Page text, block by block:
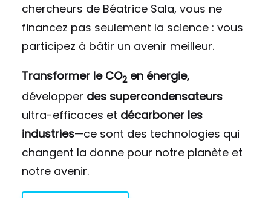
chercheurs de Béatrice Sala, vous ne
financez pas seulement la science : vous
participez à bâtir un avenir meilleur.
Transformer le CO2 en énergie,
développer des supercondensateurs
ultra-efficaces et décarboner les
industries—ce sont des technologies qui
changent la donne pour notre planète et
notre avenir.